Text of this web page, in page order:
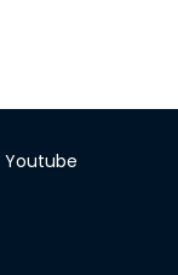
Youtube